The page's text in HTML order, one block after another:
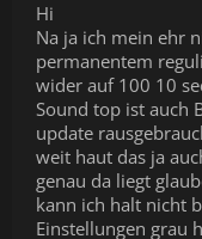
Hi
Na ja ich mein ehr
permanentem
wider auf 100 10
Sound top ist auch
update
weit haut das ja
genau da liegt
kann ich halt nicht
Einstellungen grau